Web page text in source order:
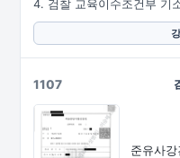
검찰 교육이수조건부 기
1107
준유사강